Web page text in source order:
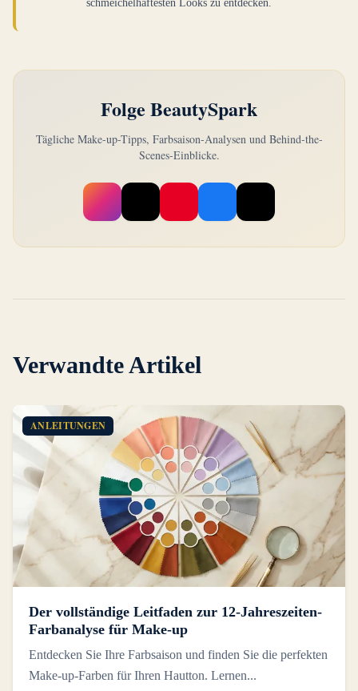
schmeichelhaftesten Looks zu entdecken.
Folge BeautySpark
Tägliche Make-up-Tipps, Farbsaison-Analysen und Behind-the-
Scenes-Einblicke.
Verwandte Artikel
ANLEITUNGEN
Der vollständige Leitfaden zur 12-Jahreszeiten-
Farbanalyse für Make-up
Entdecken Sie Ihre Farbsaison und finden Sie die perfekten
Make-up-Farben für Ihren Hautton. Lernen...